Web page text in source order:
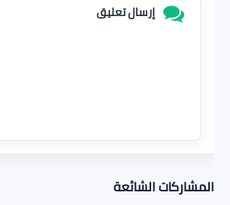
إرسال تعليق
المشاركات الشائعة